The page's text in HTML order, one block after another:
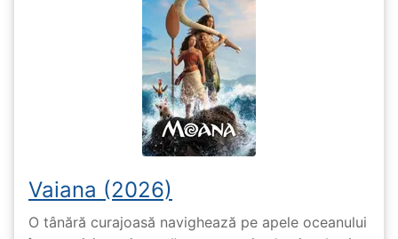
Vaiana (2026)
O tânără curajoasă navighează pe apele oceanului